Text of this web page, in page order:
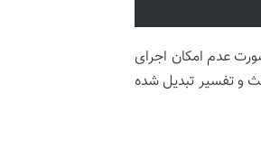
عدم امکان اجرای
و تفسیر تبدیل شده